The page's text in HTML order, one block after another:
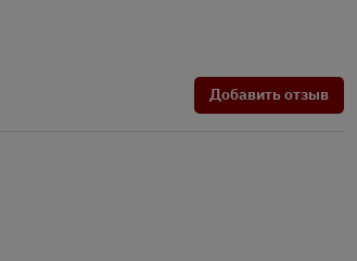
Добавить отзыв